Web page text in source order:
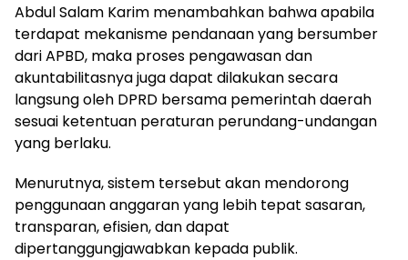
Abdul Salam Karim menambahkan bahwa apabila
terdapat mekanisme pendanaan yang bersumber
dari APBD, maka proses pengawasan dan
akuntabilitasnya juga dapat dilakukan secara
langsung oleh DPRD bersama pemerintah daerah
sesuai ketentuan peraturan perundang-undangan
yang berlaku.
Menurutnya, sistem tersebut akan mendorong
penggunaan anggaran yang lebih tepat sasaran,
transparan, efisien, dan dapat
dipertanggungjawabkan kepada publik.